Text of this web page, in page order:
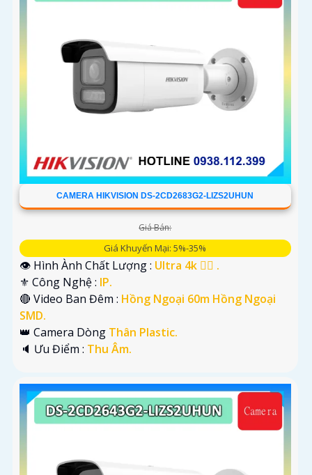
CAMERA HIKVISION DS-2CD2683G2-LIZS2UHUN
Giá Bán:
Giá Khuyến Mại: 5%-35%
👁 Hình Ành Chất Lượng : Ultra 4k 👍🏾 .
⚜️ Công Nghệ : IP.
🔴 Video Ban Đêm : Hồng Ngoại 60m Hồng Ngoại
SMD.
👑 Camera Dòng Thân Plastic.
️🔈 Ưu Điểm : Thu Âm.